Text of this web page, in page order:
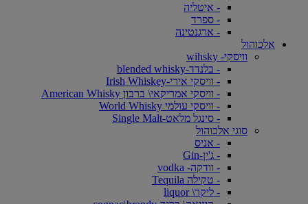
- איטליה
- ספרד
- ארגנטינה
אלכוהול
וויסקי- wihsky
- בלנדד-blended whisky
- וויסקי אירי-Irish Whiskey
- וויסקי אמריקאי\ ברבון American Whisky
- וויסקי עולמי World Whisky
- סינגל מלאט-Single Malt
סוגי אלכוהול
- אניס
- ג'ין-Gin
- וודקה- vodka
- טקילה Tequila
- ליקר\ liquor